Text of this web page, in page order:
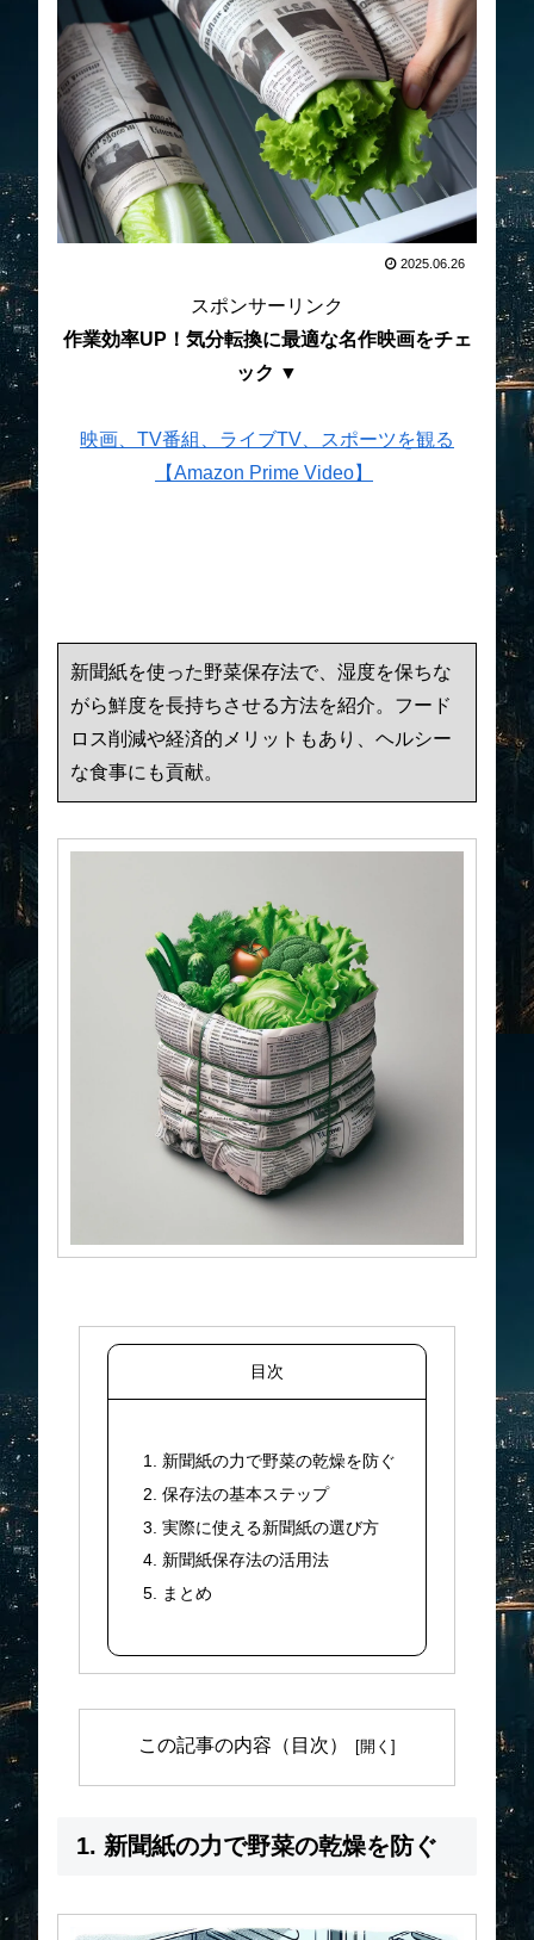
2025.06.26
スポンサーリンク
作業効率UP！気分転換に最適な名作映画をチェ
ック ▼
映画、TV番組、ライブTV、スポーツを観る
【Amazon Prime Video】
新聞紙を使った野菜保存法で、湿度を保ちな
がら鮮度を長持ちさせる方法を紹介。フード
ロス削減や経済的メリットもあり、ヘルシー
な食事にも貢献。
目次
1. 新聞紙の力で野菜の乾燥を防ぐ
2. 保存法の基本ステップ
3. 実際に使える新聞紙の選び方
4. 新聞紙保存法の活用法
5. まとめ
この記事の内容（目次）
1. 新聞紙の力で野菜の乾燥を防ぐ